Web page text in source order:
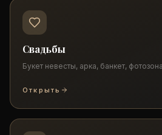
Свадьбы
Букет невесты, арка, банкет,
Открыть